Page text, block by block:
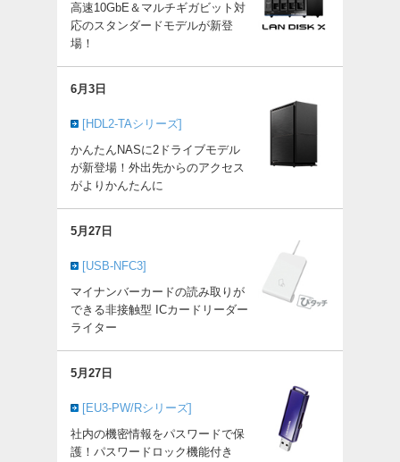
高速10GbE＆マルチギガビット対
応のスタンダードモデルが新登
場！
6月3日
[HDL2-TAシリーズ]
かんたんNASに2ドライブモデル
が新登場！外出先からのアクセス
がよりかんたんに
5月27日
[USB-NFC3]
マイナンバーカードの読み取りが
できる非接触型 ICカードリーダー
ライター
5月27日
[EU3-PW/Rシリーズ]
社内の機密情報をパスワードで保
護！パスワードロック機能付き